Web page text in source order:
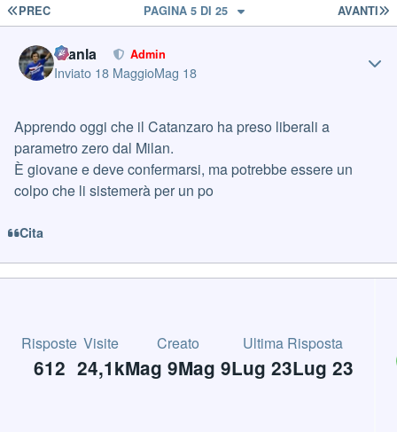
PRIMA PAGINA
PREC AVANTI
PAGINA 5 DI 25
Gianla Admin
Inviato 18 MaggioMag 18
Apprendo oggi che il Catanzaro ha preso liberali a
parametro zero dal Milan.
È giovane e deve confermarsi, ma potrebbe essere un
colpo che li sistemerà per un po
Cita
Risposte
612
Visite
24,1k
Creato
Mag 9Mag 9
Ultima Risposta
Lug 23Lug 23